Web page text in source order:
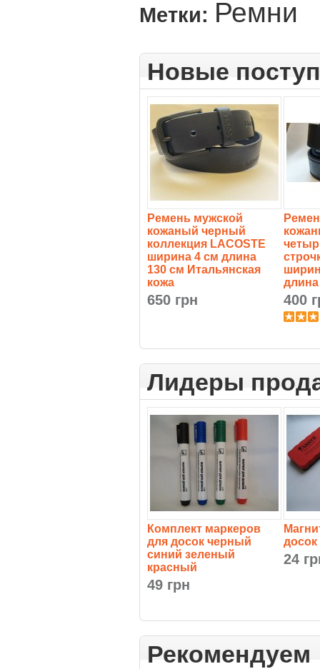
Метки: Ремни
Новые
Ремень мужской
кожаный черный
коллекция LACOSTE
ширина 4 см длина
130 см Итальянская
кожа
650 грн
длина
400
Лидеры
Комплект маркеров
для досок черный
синий зеленый
красный
49 грн
24
Рекомендуем